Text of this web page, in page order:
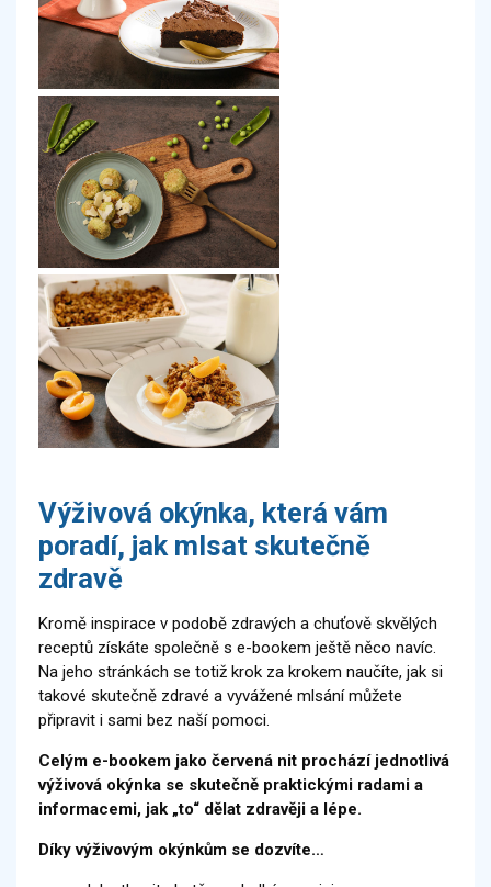
Výživová okýnka, která vám
poradí, jak mlsat skutečně
zdravě
Kromě inspirace v podobě zdravých a chuťově skvělých
receptů získáte společně s e-bookem ještě něco navíc.
Na jeho stránkách se totiž krok za krokem naučíte, jak si
takové skutečně zdravé a vyvážené mlsání můžete
připravit i sami bez naší pomoci.
Celým e-bookem jako červená nit prochází jednotlivá
výživová okýnka se skutečně praktickými radami a
informacemi, jak „to“ dělat zdravěji a lépe.
Díky výživovým okýnkům se dozvíte…